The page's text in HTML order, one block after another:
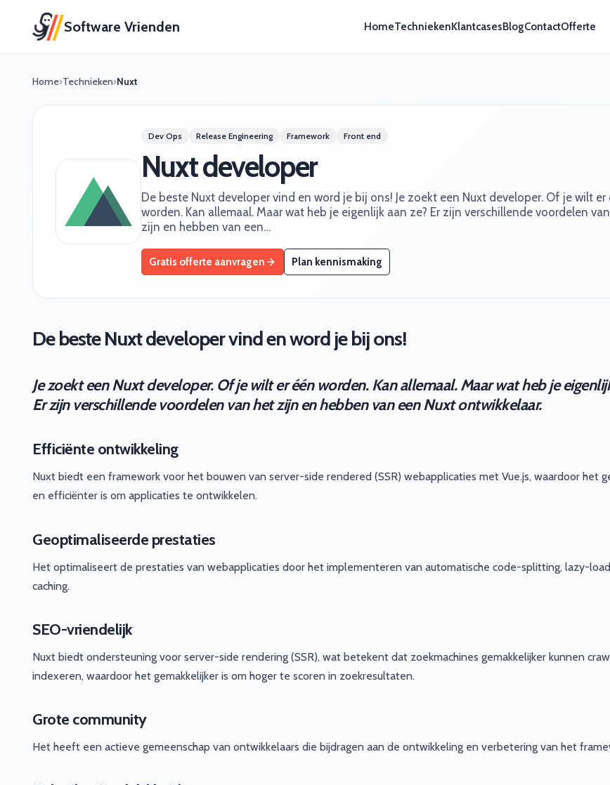
Software Vrienden HomeTechniekenKlantcasesBlogContactOfferte
Home›Technieken›Nuxt
Dev Ops Release Engineering Framework Front end
Nuxt developer
De beste Nuxt developer vind en word je bij ons! Je zoekt een Nuxt developer. Of je wilt er
worden. Kan allemaal. Maar wat heb je eigenlijk aan ze? Er zijn verschillende voordelen
zijn en hebben van een…
Gratis offerte aanvragen Plan kennismaking
De beste Nuxt developer vind en word je bij ons!
Je zoekt een Nuxt developer. Of je wilt er één worden. Kan allemaal. Maar wat heb je
Er zijn verschillende voordelen van het zijn en hebben van een Nuxt ontwikkelaar.
Efficiënte ontwikkeling
Nuxt biedt een framework voor het bouwen van server-side rendered (SSR) webapplicaties met Vue.js, waardoor het
en efficiënter is om applicaties te ontwikkelen.
Geoptimaliseerde prestaties
Het optimaliseert de prestaties van webapplicaties door het implementeren van automatische code-splitting, lazy-
caching.
SEO-vriendelijk
Nuxt biedt ondersteuning voor server-side rendering (SSR), wat betekent dat zoekmachines gemakkelijker kunnen
indexeren, waardoor het gemakkelijker is om hoger te scoren in zoekresultaten.
Grote community
Het heeft een actieve gemeenschap van ontwikkelaars die bijdragen aan de ontwikkeling en verbetering van het